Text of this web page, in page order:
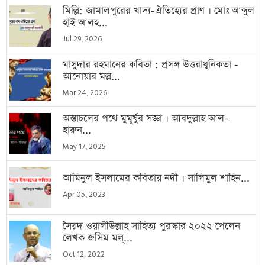
মিল্লি: জামালপুরের খাদ্য-ঐতিহ্যের প্রাণ । মোঃ আব্দুল
হাই আলহ...
Jul 29, 2026
মাসুদার রহমানের কবিতা : প্রসঙ্গ উত্তরাধুনিকতা -
আনোয়ার মল্ল...
Mar 24, 2026
অস্তাচলের পথে মুমূর্ষুর সজ্ঞা । আবদুল্লাহ আল-
হারুন...
May 17, 2025
আমিনুল ইসলামের কবিতায় নদী । সালিমুল শাহিন...
Apr 05, 2023
সৈয়দ ওয়ালীউল্লাহ সাহিত্য পুরস্কার ২০২২ পেলেন
লেখক জসিম মল্...
Oct 12, 2022